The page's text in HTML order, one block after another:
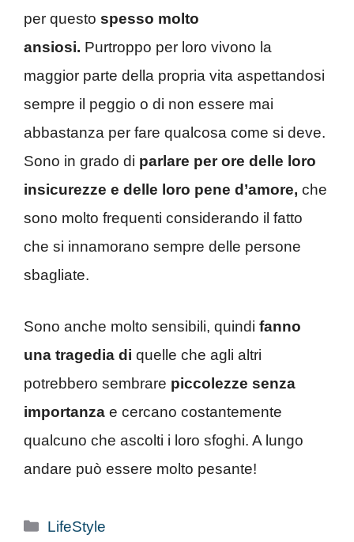
per questo spesso molto
ansiosi. Purtroppo per loro vivono la
maggior parte della propria vita aspettandosi
sempre il peggio o di non essere mai
abbastanza per fare qualcosa come si deve.
Sono in grado di parlare per ore delle loro
insicurezze e delle loro pene d’amore, che
sono molto frequenti considerando il fatto
che si innamorano sempre delle persone
sbagliate.
Sono anche molto sensibili, quindi fanno
una tragedia di quelle che agli altri
potrebbero sembrare piccolezze senza
importanza e cercano costantemente
qualcuno che ascolti i loro sfoghi. A lungo
andare può essere molto pesante!
Categorie
LifeStyle